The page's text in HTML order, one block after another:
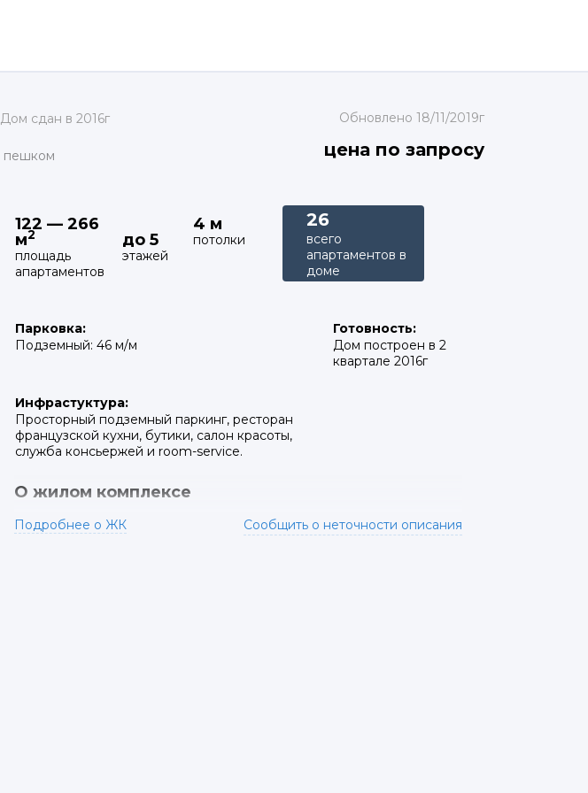
Дом сдан в 2016г
пешком
Обновлено 18/11/2019г
цена по запросу
122 — 266
м2
площадь
апартаментов
до 5
этажей
4 м
потолки
26
всего
апартаментов в
доме
Парковка:
Подземный: 46 м/м
Готовность:
Дом построен в 2
квартале 2016г
Инфрастуктура:
Просторный подземный паркинг, ресторан
французской кухни, бутики, салон красоты,
служба консьержей и room-service.
О жилом комплексе
Подробнее о ЖК Сообщить о неточности описания